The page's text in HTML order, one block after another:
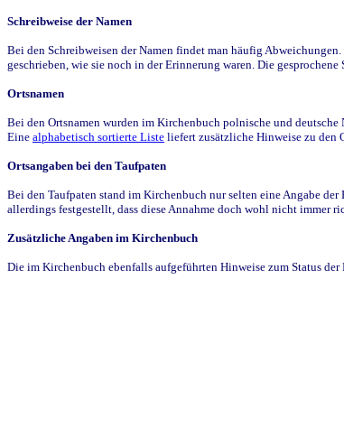
Schreibweise der Namen
Bei den Schreibweisen der Namen findet man häufig
geschrieben, wie sie noch in der Erinnerung waren. Die
Ortsnamen
Bei den Ortsnamen wurden im Kirchenbuch polnische und
Eine alphabetisch sortierte Liste liefert zusätzliche Hinweise zu den
Ortsangaben bei den Taufpaten
Bei den Taufpaten stand im Kirchenbuch nur selten eine Angabe
allerdings festgestellt, dass diese Annahme doch wohl nicht immer
Zusätzliche Angaben im Kirchenbuch
Die im Kirchenbuch ebenfalls aufgeführten Hinweise zum Status